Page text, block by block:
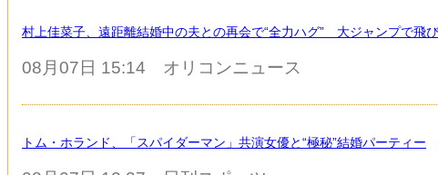
村上佳菜子、遠距離結婚中の夫との再会で“全力ハグ” 大ジャンプで飛
08月07日 15:14 オリコンニュース
トム・ホランド、「スパイダーマン」共演女優と“極秘”結婚パーティー